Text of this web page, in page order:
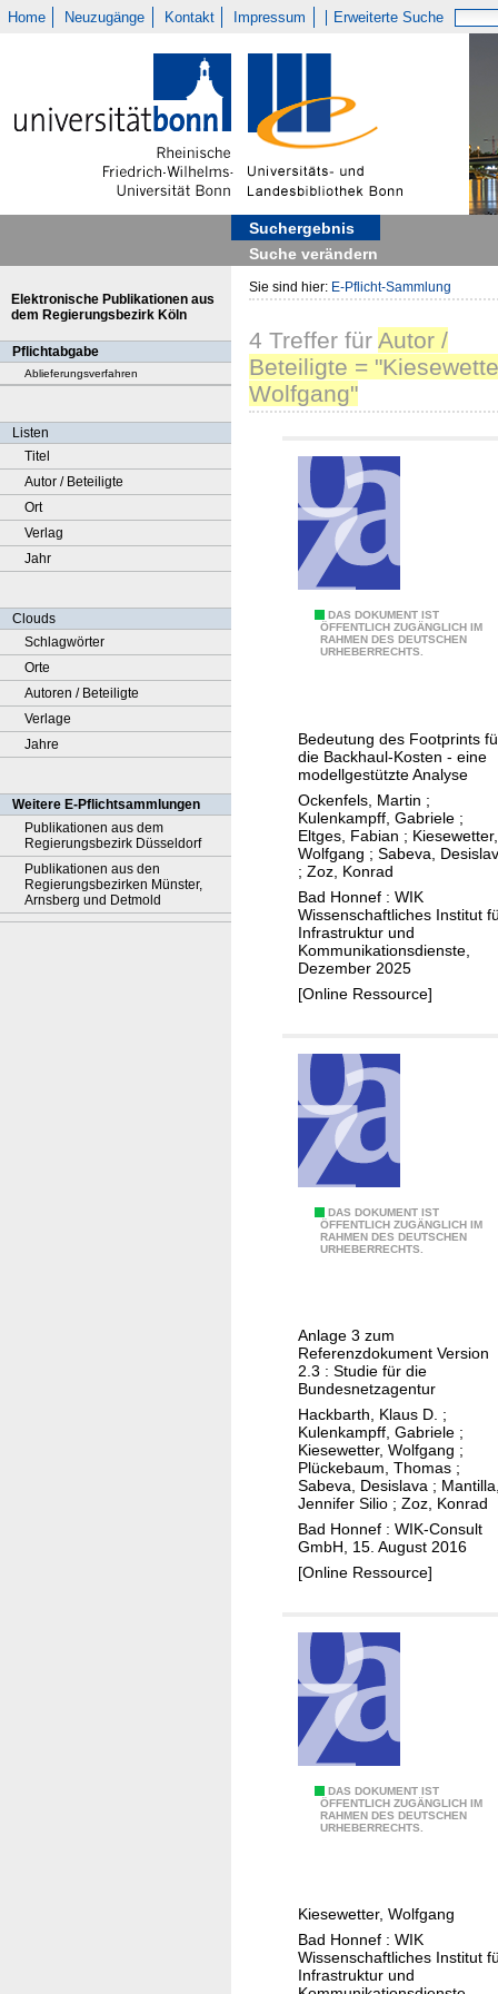
Home Neuzugänge Kontakt Impressum Erweiterte Suche
Suchergebnis
Suche verändern
Elektronische Publikationen aus
dem Regierungsbezirk Köln
Pflichtabgabe
Ablieferungsverfahren
Listen
Titel
Autor / Beteiligte
Ort
Verlag
Jahr
Clouds
Schlagwörter
Orte
Autoren / Beteiligte
Verlage
Jahre
Weitere E-Pflichtsammlungen
Publikationen aus dem
Regierungsbezirk Düsseldorf
Publikationen aus den
Regierungsbezirken Münster,
Arnsberg und Detmold
Sie sind hier: E-Pflicht-Sammlung
4 Treffer für Autor /
Beteiligte =
Wolfgang"
DAS DOKUMENT IST
ÖFFENTLICH ZUGÄNGLICH IM
RAHMEN DES DEUTSCHEN
URHEBERRECHTS.
a
u
l
i
n
g
i
m
K
o
n
e
t
i
n
t
b
e
w
e
r
b
l
i
c
F
T
T
H
-
u
s
Bedeutung des Footprints
die Backhaul-Kosten - eine
modellgestützte Analyse
Ockenfels, Martin ;
Kulenkampff, Gabriele ;
Eltges, Fabian ; Kiesewetter,
Wolfgang ; Sabeva,
; Zoz, Konrad
Bad Honnef : WIK
Wissenschaftliches Institut
Infrastruktur und
Kommunikationsdienste,
Dezember 2025
[Online Ressource]
DAS DOKUMENT IST
ÖFFENTLICH ZUGÄNGLICH IM
RAHMEN DES DEUTSCHEN
URHEBERRECHTS.
h
n
u
n
g
d
e
r
K
o
t
n
v
o
M
e
i
t
u
Anlage 3 zum
Referenzdokument Version
2.3 : Studie für die
Bundesnetzagentur
Hackbarth, Klaus D. ;
Kulenkampff, Gabriele ;
Kiesewetter, Wolfgang ;
Plückebaum, Thomas ;
Sabeva, Desislava ;
Jennifer Silio ; Zoz, Konrad
Bad Honnef : WIK-Consult
GmbH, 15. August 2016
[Online Ressource]
DAS DOKUMENT IST
ÖFFENTLICH ZUGÄNGLICH IM
RAHMEN DES DEUTSCHEN
URHEBERRECHTS.
p
f
e
Kiesewetter, Wolfgang
Bad Honnef : WIK
Wissenschaftliches Institut
Infrastruktur und